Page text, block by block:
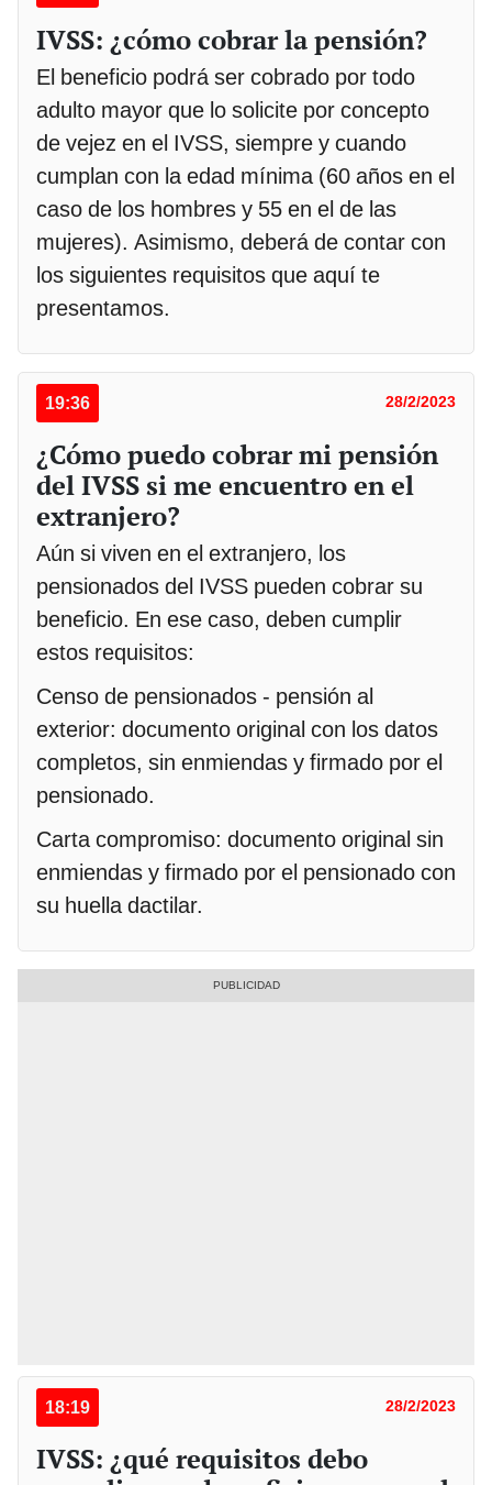
IVSS: ¿cómo cobrar la pensión?
El beneficio podrá ser cobrado por todo
adulto mayor que lo solicite por concepto
de vejez en el IVSS, siempre y cuando
cumplan con la edad mínima (60 años en el
caso de los hombres y 55 en el de las
mujeres). Asimismo, deberá de contar con
los siguientes requisitos que aquí te
presentamos.
19:36 28/2/2023
¿Cómo puedo cobrar mi pensión
del IVSS si me encuentro en el
extranjero?
Aún si viven en el extranjero, los
pensionados del IVSS pueden cobrar su
beneficio. En ese caso, deben cumplir
estos requisitos:
Censo de pensionados - pensión al
exterior: documento original con los datos
completos, sin enmiendas y firmado por el
pensionado.
Carta compromiso: documento original sin
enmiendas y firmado por el pensionado con
su huella dactilar.
18:19 28/2/2023
IVSS: ¿qué requisitos debo